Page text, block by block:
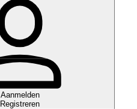
Aanmelden
Registreren